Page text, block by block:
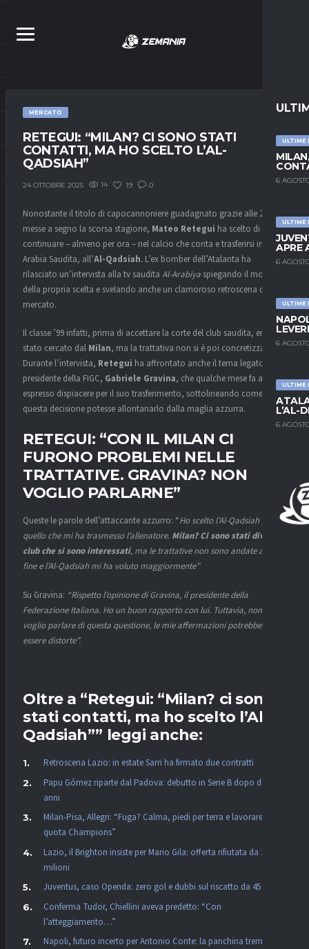
ULTIME
6
ULTIME
APRE
6
ULTIME
6
ULTIME
L’AL-
6
MERCATO
RETEGUI: “MILAN? CI SONO STATI
CONTATTI, MA HO SCELTO L’AL-
QADSIAH”
24 OTTOBRE 2025 14 19 0
Nonostante il titolo di capocannoniere guadagnato grazie alle 25 reti
messe a segno la scorsa stagione, Mateo Retegui ha scelto di non
continuare – almeno per ora – nel calcio che conta e trasferirsi in
Arabia Saudita, all’Al-Qadsiah. L’ex bomber dell’Atalanta ha
rilasciato un’intervista alla tv saudita Al-Arabiya spiegando il motivo
della propria scelta e svelando anche un clamoroso retroscena di
mercato.
Il classe ’99 infatti, prima di accettare la corte del club saudita, era
stato cercato dal Milan, ma la trattativa non si è poi concretizzata.
Durante l’intervista, Retegui ha affrontato anche il tema legato al
presidente della FIGC, Gabriele Gravina, che qualche mese fa aveva
espresso dispiacere per il suo trasferimento, sottolineando come
questa decisione potesse allontanarlo dalla maglia azzurra.
RETEGUI: “CON IL MILAN CI
FURONO PROBLEMI NELLE
TRATTATIVE. GRAVINA? NON
VOGLIO PARLARNE”
Queste le parole dell’attaccante azzurro: “Ho scelto l’Al-Qadsiah per
quello che mi ha trasmesso l’allenatore. Milan? Ci sono stati diversi
club che si sono interessati, ma le trattative non sono andate a buon
fine e l’Al-Qadsiah mi ha voluto maggiormente”
Su Gravina: “Rispetto l’opinione di Gravina, il presidente della
Federazione Italiana. Ho un buon rapporto con lui. Tuttavia, non
voglio parlare di questa questione, le mie affermazioni potrebbero
essere distorte”.
Oltre a “Retegui: “Milan? ci sono
stati contatti, ma ho scelto l’Al-
Qadsiah”” leggi anche:
Retroscena Lazio: in estate Sarri ha firmato due contratti
Papu Gómez riparte dal Padova: debutto in Serie B dopo due
anni
Milan-Pisa, Allegri: “Fuga? Calma, piedi per terra e lavorare per la
quota Champions”
Lazio, il Brighton insiste per Mario Gila: offerta rifiutata da 34
milioni
Juventus, caso Openda: zero gol e dubbi sul riscatto da 45 mln
Conferma Tudor, Chiellini aveva predetto: “Con
l’atteggiamento…”
Napoli, futuro incerto per Antonio Conte: la panchina trema